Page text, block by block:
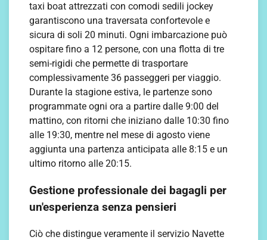
taxi boat attrezzati con comodi sedili jockey
garantiscono una traversata confortevole e
sicura di soli 20 minuti. Ogni imbarcazione può
ospitare fino a 12 persone, con una flotta di tre
semi-rigidi che permette di trasportare
complessivamente 36 passeggeri per viaggio.
Durante la stagione estiva, le partenze sono
programmate ogni ora a partire dalle 9:00 del
mattino, con ritorni che iniziano dalle 10:30 fino
alle 19:30, mentre nel mese di agosto viene
aggiunta una partenza anticipata alle 8:15 e un
ultimo ritorno alle 20:15.
Gestione professionale dei bagagli per
un'esperienza senza pensieri
Ciò che distingue veramente il servizio Navette